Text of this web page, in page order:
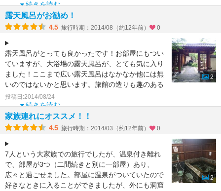
こぢんまり続きを読む
露天風呂がお勧め！
4.5 旅行時期：2014/08（約12年前） 0
露天風呂がとっても良かったです！お部屋にもつい
ていますが、大浴場の露天風呂が、とても気に入り
ました！ここまで広い露天風呂はなかなか他には無
いのではないかと思います。旅館の造りも趣のある
感じで、癒されま
続きを読む
投稿日:2014/08/24
2
家族連れにオススメ！！
4.5 旅行時期：2014/03（約12年前） 0
7人という大家族での旅行でしたが、温泉付き離れ
で、部屋が3つ（二間続きと別に一部屋）あり、
広々と過ごせました。部屋に温泉がついていたので
好きなときに入ることができましたが、外にも洞窟
2